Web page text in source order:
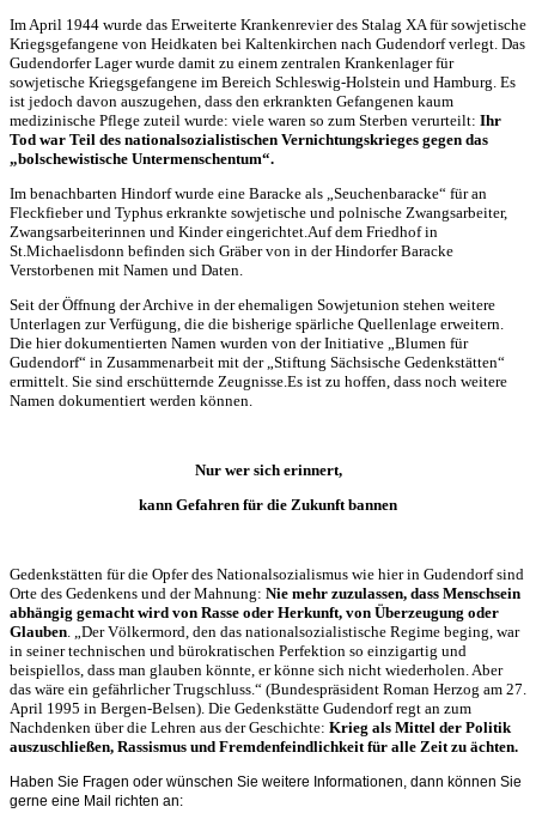
Im April 1944 wurde das Erweiterte Krankenrevier des Stalag XA für sowjetische
Kriegsgefangene von Heidkaten bei Kaltenkirchen nach Gudendorf verlegt. Das
Gudendorfer Lager wurde damit zu einem zentralen Krankenlager für
sowjetische Kriegsgefangene im Bereich Schleswig-Holstein und Hamburg. Es
ist jedoch davon auszugehen, dass den erkrankten Gefangenen kaum
medizinische Pflege zuteil wurde: viele waren so zum Sterben verurteilt: Ihr
Tod war Teil des nationalsozialistischen Vernichtungskrieges gegen das
„bolschewistische Untermenschentum“.
Im benachbarten Hindorf wurde eine Baracke als „Seuchenbaracke“ für an
Fleckfieber und Typhus erkrankte sowjetische und polnische Zwangsarbeiter,
Zwangsarbeiterinnen und Kinder eingerichtet.Auf dem Friedhof in
St.Michaelisdonn befinden sich Gräber von in der Hindorfer Baracke
Verstorbenen mit Namen und Daten.
Seit der Öffnung der Archive in der ehemaligen Sowjetunion stehen weitere
Unterlagen zur Verfügung, die die bisherige spärliche Quellenlage erweitern.
Die hier dokumentierten Namen wurden von der Initiative „Blumen für
Gudendorf“ in Zusammenarbeit mit der „Stiftung Sächsische Gedenkstätten“
ermittelt. Sie sind erschütternde Zeugnisse.Es ist zu hoffen, dass noch weitere
Namen dokumentiert werden können.
Nur wer sich erinnert,
kann Gefahren für die Zukunft bannen
Gedenkstätten für die Opfer des Nationalsozialismus wie hier in Gudendorf sind
Orte des Gedenkens und der Mahnung: Nie mehr zuzulassen, dass Menschsein
abhängig gemacht wird von Rasse oder Herkunft, von Überzeugung oder
Glauben. „Der Völkermord, den das nationalsozialistische Regime beging, war
in seiner technischen und bürokratischen Perfektion so einzigartig und
beispiellos, dass man glauben könnte, er könne sich nicht wiederholen. Aber
das wäre ein gefährlicher Trugschluss.“ (Bundespräsident Roman Herzog am 27.
April 1995 in Bergen-Belsen). Die Gedenkstätte Gudendorf regt an zum
Nachdenken über die Lehren aus der Geschichte: Krieg als Mittel der Politik
auszuschließen, Rassismus und Fremdenfeindlichkeit für alle Zeit zu ächten.
Haben Sie Fragen oder wünschen Sie weitere Informationen, dann können Sie
gerne eine Mail richten an: